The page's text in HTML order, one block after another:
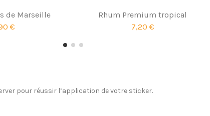
de Marseille
€
Rhum Premium tropical
7,20 €
pour réussir l’application de votre sticker.